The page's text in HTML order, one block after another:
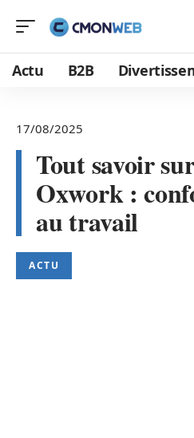
Actu B2B
17/08/2025
Tout savoir
Oxwork :
au travail
ACTU